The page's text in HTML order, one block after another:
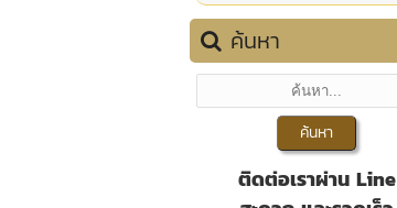
ค้นหา
ติดต่อเราผ่าน Line